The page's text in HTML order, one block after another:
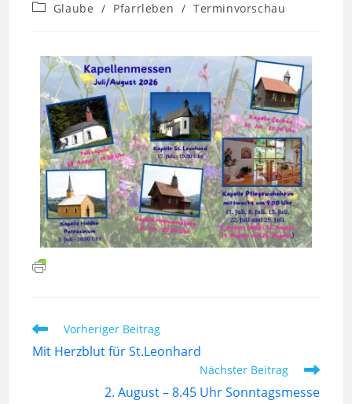
Glaube / Pfarrleben / Terminvorschau
Vorheriger Beitrag
Mit Herzblut für St.Leonhard
Nächster Beitrag
2. August – 8.45 Uhr Sonntagsmesse